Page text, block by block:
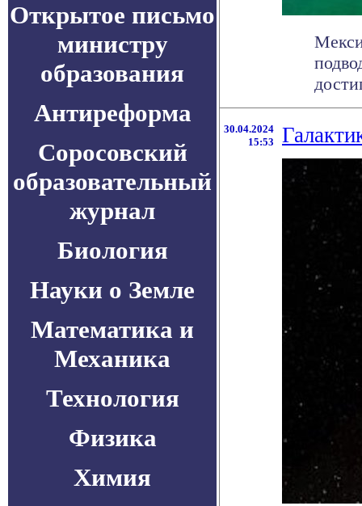
Открытое письмо
министру
образования
Антиреформа
Соросовский
образовательный
журнал
Биология
Науки о Земле
Математика и
Механика
Технология
Физика
Химия
30.04.2024
15:53